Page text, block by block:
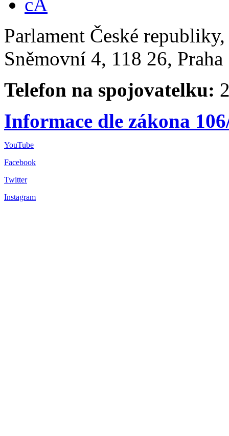
Parlament České
Sněmovní 4, 118 26,
Telefon na spojovatelku:
Informace dle zákona
YouTube
Facebook
Twitter
Instagram